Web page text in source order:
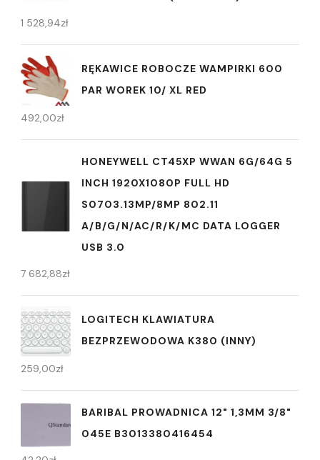
1 528,94zł
RĘKAWICE ROBOCZE WAMPIRKI 600
PAR WOREK 10/ XL RED
492,00zł
HONEYWELL CT45XP WWAN 6G/64G 5
INCH 1920X1080P FULL HD
S0703.13MP/8MP 802.11
A/B/G/N/AC/R/K/MC DATA LOGGER
USB 3.0
7 682,88zł
LOGITECH KLAWIATURA
BEZPRZEWODOWA K380 (INNY)
259,00zł
BARIBAL PROWADNICA 12" 1,3MM 3/8"
045E B3013380416454